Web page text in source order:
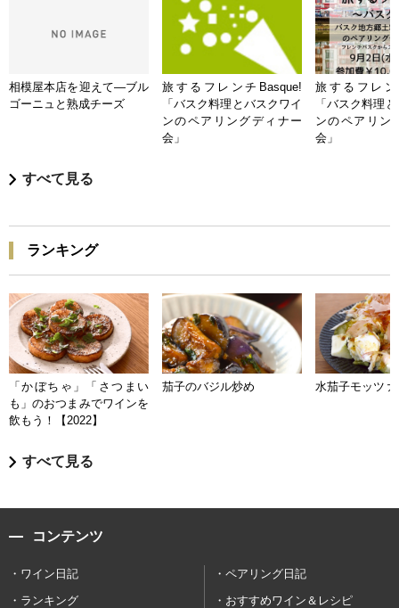
相模屋本店を迎えて―ブル
ゴーニュと熟成チーズ
旅するフレンチBasque!
「バスク料理とバスクワイ
ンのペアリングディナー
会」
旅するフレン
「バスク料理
ンのペアリン
会」
すべて見る
ランキング
「かぼちゃ」「さつまい
も」のおつまみでワインを
飲もう！【2022】
茄子のバジル炒め 水茄子モッツァ
すべて見る
コンテンツ
ワイン日記
ペアリング日記
ランキング
おすすめワイン＆レシピ